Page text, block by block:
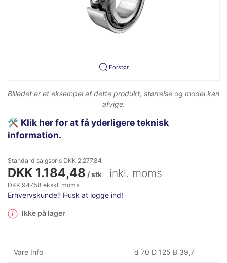
Forstør
Billedet er et eksempel af dette produkt, størrelse og model kan
afvige.
🛠️ Klik her for at få yderligere teknisk
information.
Standard salgspris DKK 2.277,84
DKK 1.184,48 / stk inkl. moms
DKK 947,58 ekskl. moms
Erhvervskunde? Husk at logge ind!
Ikke på lager
Vare Info d 70 D 125 B 39,7